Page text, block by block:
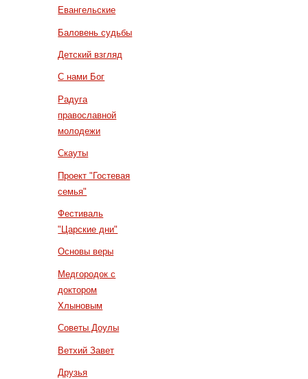
Евангельские
Баловень судьбы
Детский взгляд
С нами Бог
Радуга
православной
молодежи
Скауты
Проект "Гостевая
семья"
Фестиваль
"Царские дни"
Основы веры
Медгородок с
доктором
Хлыновым
Советы Доулы
Ветхий Завет
Друзья